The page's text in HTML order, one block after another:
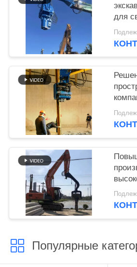
PRIVACY
POLICY
для
труб
свай
узких
Популярные